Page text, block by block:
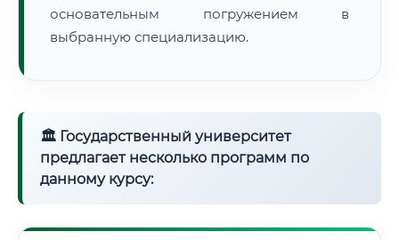
основательным погружением в
выбранную специализацию.
🏛 Государственный университет
предлагает несколько программ по
данному курсу: